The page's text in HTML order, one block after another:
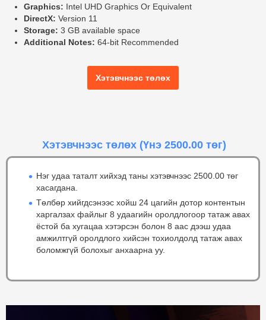
Graphics: Intel UHD Graphics Or Equivalent
DirectX: Version 11
Storage: 3 GB available space
Additional Notes: 64-bit Recommended
Хэтэвчнээс төлөх
Хэтэвчнээс төлөх (Үнэ 2500.00 төг)
Нэг удаа таталт хийхэд таны хэтэвчнээс 2500.00 төг
хасагдана.
Төлбөр хийгдсэнээс хойш 24 цагийн дотор контентын
харгалзах файлыг 8 удаагийн оролдлогоор татаж авах
ёстой ба хугацаа хэтэрсэн болон 8 аас дээш удаа
амжилтгүй оролдлого хийсэн тохиолдолд татаж авах
боломжгүй болохыг анхаарна уу.